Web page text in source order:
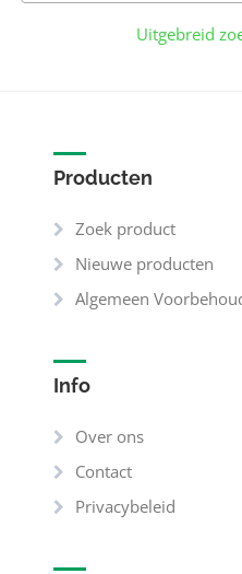
Uitgebreid
Producten
Zoek product
Nieuwe producten
Algemeen
Info
Over ons
Contact
Privacybeleid